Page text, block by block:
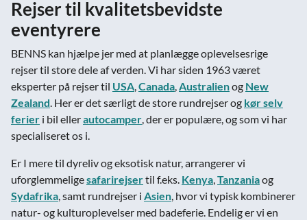
Rejser til kvalitetsbevidste
eventyrere
BENNS kan hjælpe jer med at planlægge oplevelsesrige
rejser til store dele af verden. Vi har siden 1963 været
eksperter på rejser til USA,Canada,Australienog New
Zealand. Her er det særligt de store rundrejser og kør selv
ferier i bil ellerautocamper, der er populære, og som vi har
specialiseret os i.
Er I mere til dyreliv og eksotisk natur, arrangerer vi
uforglemmeligesafarirejsertil f.eks. Kenya,Tanzaniaog
Sydafrika, samt rundrejser i Asien, hvor vi typisk kombinerer
natur- og kulturoplevelser med badeferie. Endelig er vi en